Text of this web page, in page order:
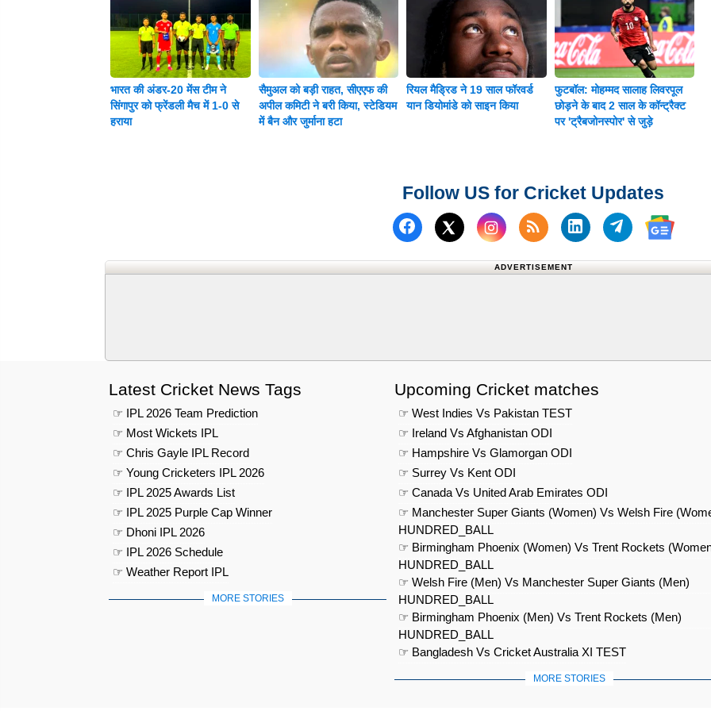
भारत की अंडर-20 मेंस टीम ने
सिंगापुर को फ्रेंडली मैच में 1-0 से
हराया
सैमुअल को बड़ी राहत, सीएएफ की
अपील कमिटी ने बरी किया, स्टेडियम
में बैन और जुर्माना हटा
रियल मैड्रिड ने 19 साल फॉरवर्ड
यान डियोमांडे को साइन किया
फुटबॉल: मोहम्मद सालाह लिवरपूल
छोड़ने के बाद 2 साल के कॉन्ट्रैक्ट
पर 'ट्रैबजोनस्पोर' से जुड़े
Follow US for Cricket Updates
Follow us on Facebook
Follow us on X (Twitter)
Subscribe to our RSS Feed
Follow us onFollow us on
Follow
ADVERTISEMENT
Latest Cricket News Tags
☞ IPL 2026 Team Prediction
☞ Most Wickets IPL
☞ Chris Gayle IPL Record
☞ Young Cricketers IPL 2026
☞ IPL 2025 Awards List
☞ IPL 2025 Purple Cap Winner
☞ Dhoni IPL 2026
☞ IPL 2026 Schedule
☞ Weather Report IPL
MORE STORIES
Upcoming Cricket matches
☞ West Indies Vs Pakistan TEST
☞ Ireland Vs Afghanistan ODI
☞ Hampshire Vs Glamorgan ODI
☞ Surrey Vs Kent ODI
☞ Canada Vs United Arab Emirates ODI
☞ Manchester Super Giants (Women) Vs Welsh Fire
HUNDRED_BALL
☞ Birmingham Phoenix (Women) Vs Trent Rockets
HUNDRED_BALL
☞ Welsh Fire (Men) Vs Manchester Super Giants (Men)
HUNDRED_BALL
☞ Birmingham Phoenix (Men) Vs Trent Rockets (Men)
HUNDRED_BALL
☞ Bangladesh Vs Cricket Australia XI TEST
MORE STORIES